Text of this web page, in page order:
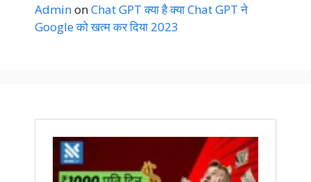
AdminonChat GPT क्या है क्या Chat GPT ने
Google को खत्म कर दिया 2023